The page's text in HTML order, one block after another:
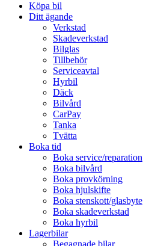
Köpa bil
Ditt ägande
Verkstad
Skadeverkstad
Bilglas
Tillbehör
Serviceavtal
Hyrbil
Däck
Bilvård
CarPay
Tanka
Tvätta
Boka tid
Boka service/reparation
Boka bilvård
Boka provkörning
Boka hjulskifte
Boka stenskott/glasbyte
Boka skadeverkstad
Boka hyrbil
Lagerbilar